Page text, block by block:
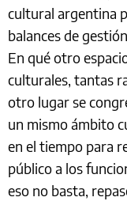
cultural argentina
balances de
En qué otro
culturales, tantas
otro lugar se
un mismo ámbito
en el tiempo para
público a los
eso no basta,